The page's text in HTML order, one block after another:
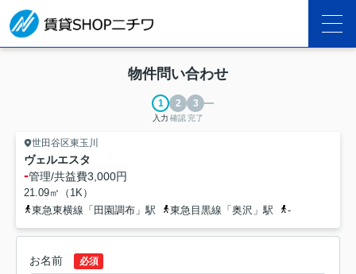
物件問い合わせ
入力 確認完了
世田谷区東玉川
ヴェルエスタ
-管理/共益費3,000円
21.09㎡（1K）
東急東横線「田園調布」駅
東急目黒線「奥沢」駅 -
お名前 必須